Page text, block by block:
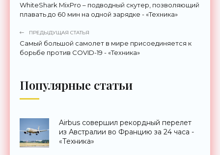
WhiteShark MixPro – подводный скутер, позволяющий
плавать до 60 мин на одной зарядке - «Техника»
ПРЕДЫДУЩАЯ СТАТЬЯ
Самый большой самолет в мире присоединяется к
борьбе против COVID-19 - «Техника»
Популярные статьи
Airbus совершил рекордный перелет
из Австралии во Францию за 24 часа -
«Техника»